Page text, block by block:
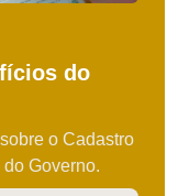
do
o Cadastro
Governo.